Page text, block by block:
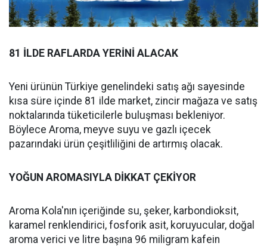
81 İLDE RAFLARDA YERİNİ ALACAK
Yeni ürünün Türkiye genelindeki satış ağı sayesinde
kısa süre içinde 81 ilde market, zincir mağaza ve satış
noktalarında tüketicilerle buluşması bekleniyor.
Böylece Aroma, meyve suyu ve gazlı içecek
pazarındaki ürün çeşitliliğini de artırmış olacak.
YOĞUN AROMASIYLA DİKKAT ÇEKİYOR
Aroma Kola'nın içeriğinde su, şeker, karbondioksit,
karamel renklendirici, fosforik asit, koruyucular, doğal
aroma verici ve litre başına 96 miligram kafein